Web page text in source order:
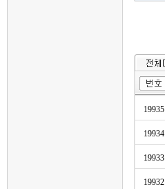
19935
19934
19933
19932